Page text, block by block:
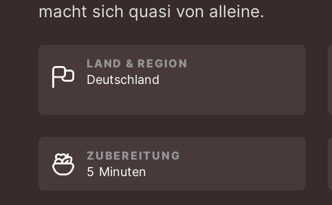
macht sich quasi von alleine.
LAND & REGION
Deutschland
ZUBEREITUNG
5 MINUTEN
Minuten